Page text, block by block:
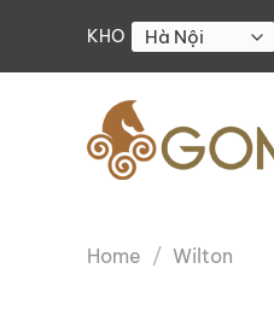
content
KHO
Home / Wilton